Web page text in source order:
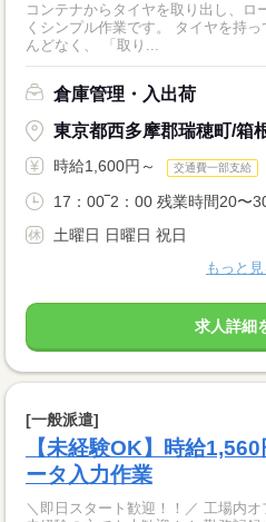
コンテナからタイヤを取り出し、ロ
くシンプル作業です。 タイヤを持って長距離を移動することはほと
んどなく、 「取り...
倉庫管理・入出荷
東京都西多摩郡瑞穂町/箱
時給1,600円～ 交通費一部支給
17：00‾2：00 残業時間20〜
土曜日 日曜日 祝日
もっと見
求人詳細
[一般派遣]
【未経験OK】時給
ータ入力作業
＼即日スタート歓迎！！／ 工場内